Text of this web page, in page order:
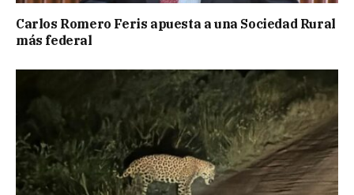
Carlos Romero Feris apuesta a una Sociedad Rural
más federal